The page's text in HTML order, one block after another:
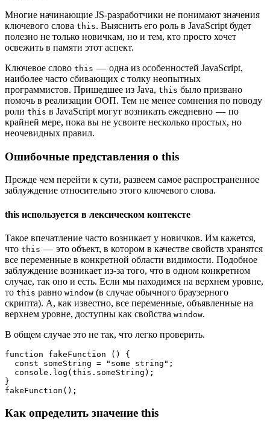
Многие начинающие JS-разработчики не понимают значения
ключевого слова this. Выяснить его роль в JavaScript будет
полезно не только новичкам, но и тем, кто просто хочет
освежить в памяти этот аспект.
Ключевое слово this — одна из особенностей JavaScript,
наиболее часто сбивающих с толку неопытных
программистов. Пришедшее из Java, this было призвано
помочь в реализации ООП. Тем не менее сомнения по поводу
роли this в JavaScript могут возникать ежедневно — по
крайней мере, пока вы не усвоите несколько простых, но
неочевидных правил.
Ошибочные представления о this
Прежде чем перейти к сути, развеем самое распространенное
заблуждение относительно этого ключевого слова.
this используется в лексическом контексте
Такое впечатление часто возникает у новичков. Им кажется,
что this — это объект, в котором в качестве свойств хранятся
все переменные в конкретной области видимости. Подобное
заблуждение возникает из-за того, что в одном конкретном
случае, так оно и есть. Если мы находимся на верхнем уровне,
то this равно window (в случае обычного браузерного
скрипта). А, как известно, все переменные, объявленные на
верхнем уровне, доступны как свойства window.
В общем случае это не так, что легко проверить.
function fakeFunction () {
  const someString = "some string";
  console.log(this.someString);
}
fakeFunction();
Как определить значение this